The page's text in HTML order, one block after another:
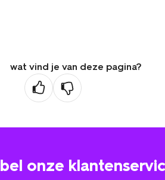
wat vind je van deze pagina?
bel onze